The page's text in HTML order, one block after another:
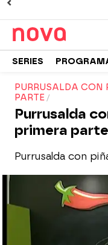
SERIES
PURRUSALDA
PARTE
Purrusalda
primera parte
Purrusalda con